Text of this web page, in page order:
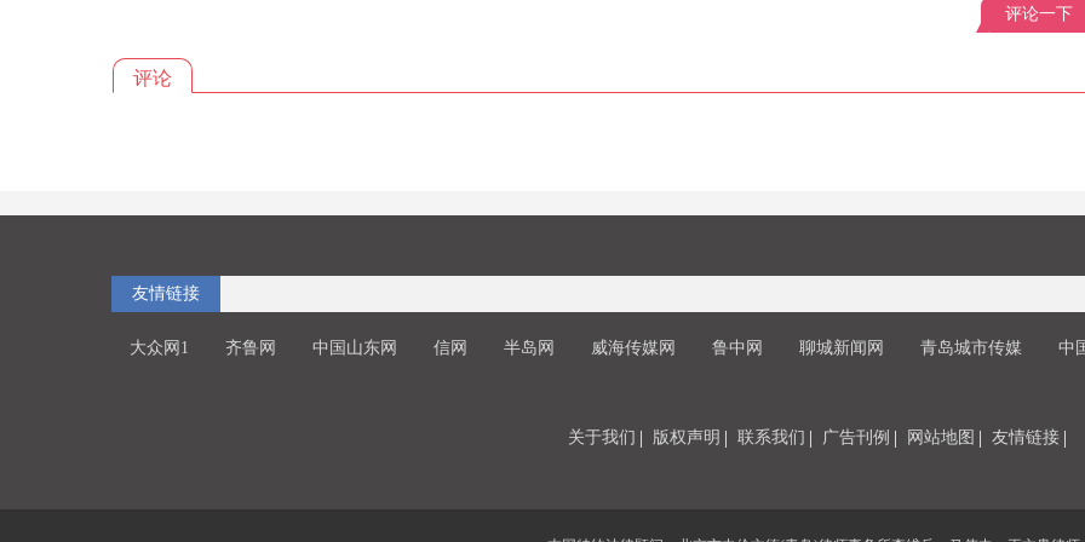
评论一下
评论
友情链接
大众网1 齐鲁网 中国山东网 信网 半岛网 威海传媒网 鲁中网 聊城新闻网 青岛城市传媒 中
关于我们 版权声明 联系我们 广告刊例 网站地图 友情链接